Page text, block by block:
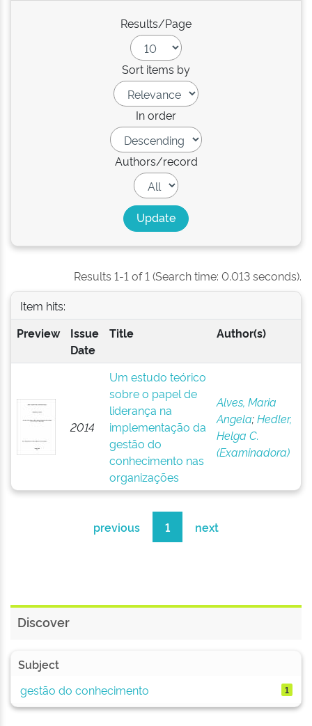
Results/Page
Sort items by
In order
Authors/record
Results 1-1 of 1 (Search time: 0.013 seconds).
Item hits:
Preview
Issue
Date
Title Author(s)
2014
Um estudo teórico
sobre o papel de
liderança na
implementação da
gestão do
conhecimento nas
organizações
Alves, Maria
Angela;Hedler,
Helga C.
(Examinadora)
previous 1 next
Discover
Subject
gestão do conhecimento
1